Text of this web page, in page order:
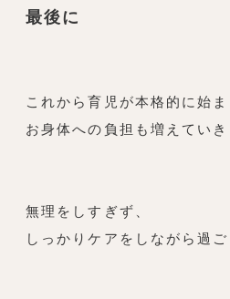
最後に
これから育児が本格的に始ま
お身体への負担も増えていき
無理をしすぎず、
しっかりケアをしながら過